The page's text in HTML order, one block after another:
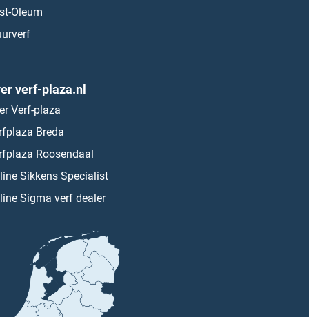
Oleum
verf-plaza.nl
Verf-plaza
Breda
Roosendaal
Sikkens Specialist
Sigma verf dealer